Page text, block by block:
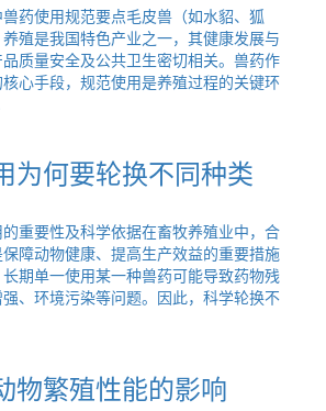
药使用规范要点毛皮兽（如水貂、狐
殖是我国特色产业之一，其健康发展与
质量安全及公共卫生密切相关。兽药作
心手段，规范使用是养殖过程的关键环
为何要轮换不同种类
重要性及科学依据在畜牧养殖业中，合
障动物健康、提高生产效益的重要措施
期单一使用某一种兽药可能导致药物残
、环境污染等问题。因此，科学轮换不
物繁殖性能的影响